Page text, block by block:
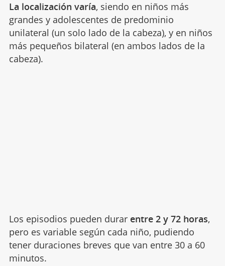
La localización varía, siendo en niños más
grandes y adolescentes de predominio
unilateral (un solo lado de la cabeza), y en niños
más pequeños bilateral (en ambos lados de la
cabeza).
Los episodios pueden durar entre 2 y 72 horas,
pero es variable según cada niño, pudiendo
tener duraciones breves que van entre 30 a 60
minutos.